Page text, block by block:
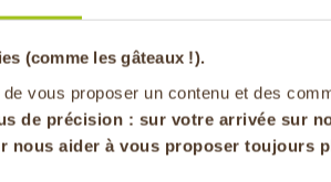
(comme les gâteaux !).
vous proposer un contenu et des
de précision : sur votre arrivée sur
nous aider à vous proposer toujours
et ajouter les au mélange.
de courge et enfourner pour 45